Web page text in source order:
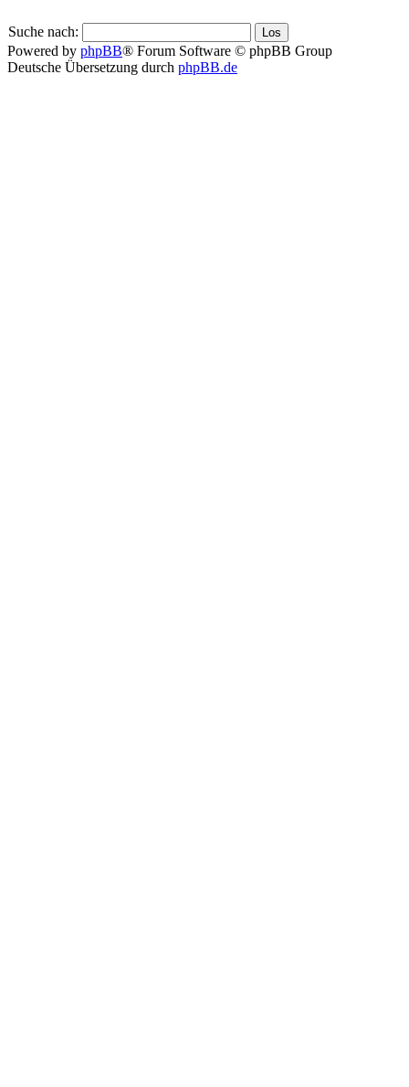
Suche nach:
Powered by phpBB® Forum Software © phpBB Group
Deutsche Übersetzung durch phpBB.de